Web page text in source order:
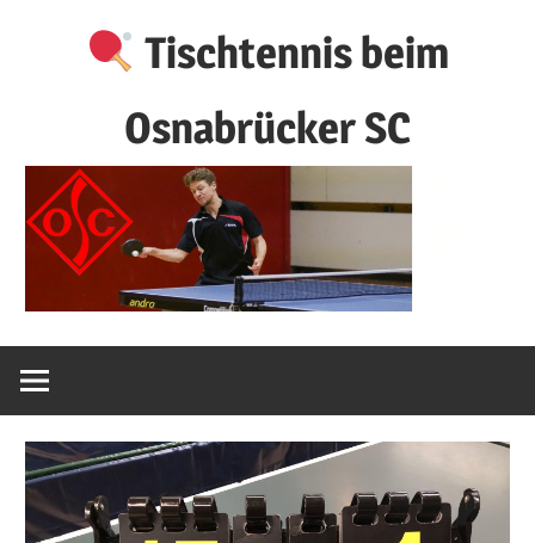
Tischtennis beim
Osnabrücker SC